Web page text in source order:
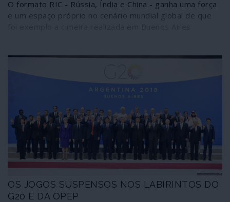
O formato RIC - Rússia, Índia e China - ganha uma força
e um espaço próprio no cenário mundial global de que
OS JOGOS SUSPENSOS NOS LABIRINTOS DO
G20 E DA OPEP